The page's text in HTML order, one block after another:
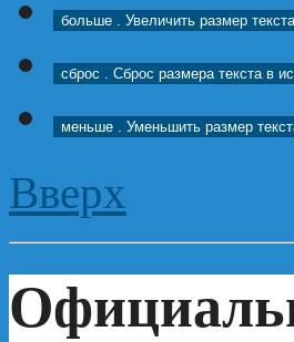
больше . Увеличить размер текста.
сброс . Сброс размера текста в
меньше . Уменьшить размер
Вверх